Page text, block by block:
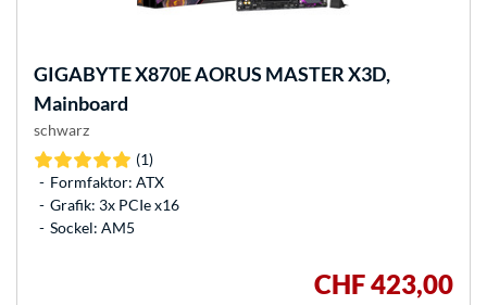
GIGABYTEX870E AORUS MASTER X3D,
Mainboard
schwarz
(1)
Formfaktor: ATX
Grafik: 3x PCIe x16
Sockel: AM5
CHF 423,00